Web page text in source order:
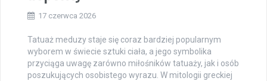
17 czerwca 2026
Tatuaż meduzy staje się coraz bardziej popularnym
wyborem w świecie sztuki ciała, a jego symbolika
przyciąga uwagę zarówno miłośników tatuaży, jak i osób
poszukujących osobistego wyrazu. W mitologii greckiej